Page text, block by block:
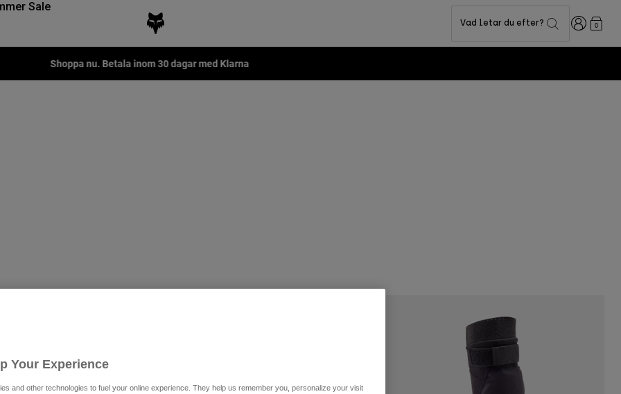
Sale
Vad letar du efter? Login0
Shoppa nu. Betala inom 30 dagar med Klarna
Your Experience
and other technologies to fuel your online experience. They help us remember you, personalize your visit